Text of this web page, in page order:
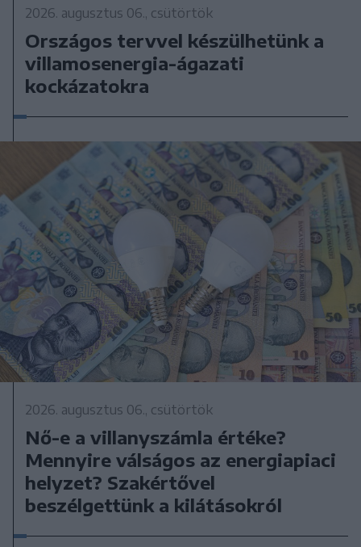
2026. augusztus 06., csütörtök
Országos tervvel készülhetünk a
villamosenergia-ágazati
kockázatokra
2026. augusztus 06., csütörtök
Nő-e a villanyszámla értéke?
Mennyire válságos az energiapiaci
helyzet? Szakértővel
beszélgettünk a kilátásokról